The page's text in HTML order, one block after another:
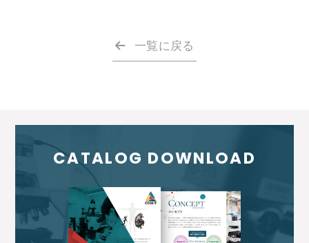
一覧に戻る
CATALOG DOWNLOAD